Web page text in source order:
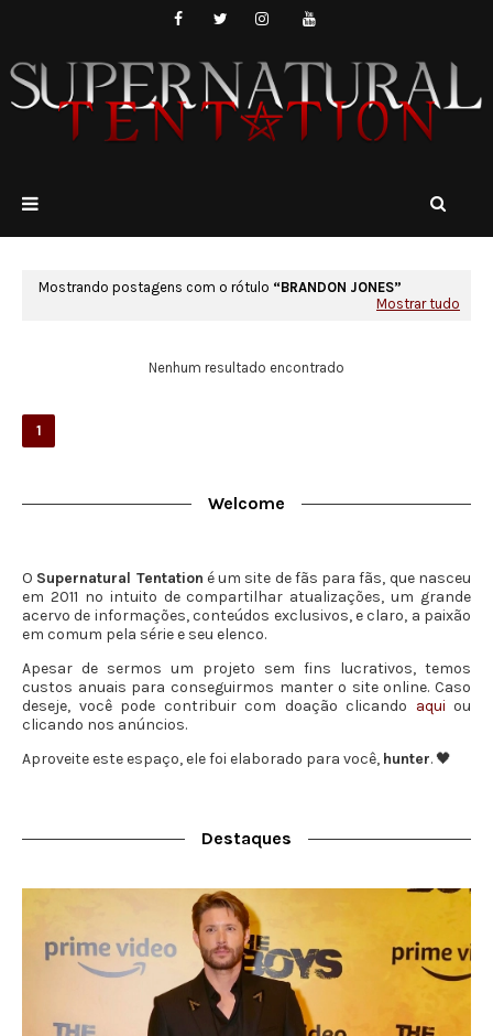
Mostrando postagens com o rótulo
BRANDON JONES
Mostrar tudo
Nenhum resultado encontrado
1
Welcome
O Supernatural Tentation é um site de fãs para fãs, que nasceu
em 2011 no intuito de compartilhar atualizações, um grande
acervo de informações, conteúdos exclusivos, e claro, a paixão
em comum pela série e seu elenco.
Apesar de sermos um projeto sem fins lucrativos, temos
custos anuais para conseguirmos manter o site online. Caso
deseje, você pode contribuir com doação clicando aqui ou
clicando nos anúncios.
Aproveite este espaço, ele foi elaborado para você, hunter. 🖤
Destaques